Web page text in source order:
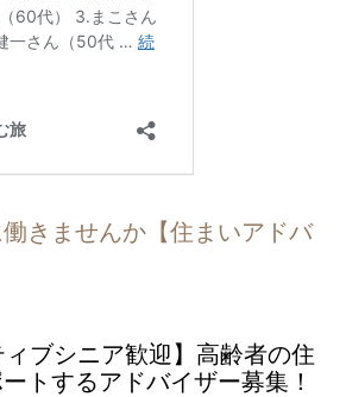
きませんか【住まいアドバ
ィブシニア歓迎】高齢者の住
トするアドバイザー募集！